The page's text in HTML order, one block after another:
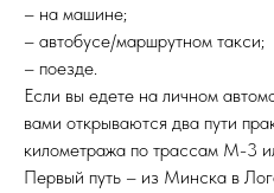
– на машине;
– автобусе/маршрутном такси;
– поезде.
Если вы едете на личном
вами открываются два пути
километража по трассам М-3
Первый путь – из Минска в